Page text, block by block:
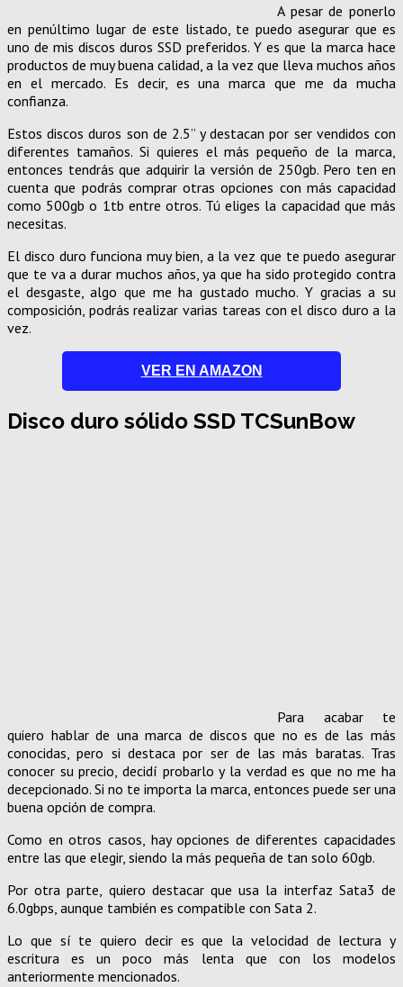
A pesar de ponerlo
en penúltimo lugar de este listado, te puedo asegurar que es
uno de mis discos duros SSD preferidos. Y es que la marca hace
productos de muy buena calidad, a la vez que lleva muchos años
en el mercado. Es decir, es una marca que me da mucha
confianza.
Estos discos duros son de 2.5” y destacan por ser vendidos con
diferentes tamaños. Si quieres el más pequeño de la marca,
entonces tendrás que adquirir la versión de 250gb. Pero ten en
cuenta que podrás comprar otras opciones con más capacidad
como 500gb o 1tb entre otros. Tú eliges la capacidad que más
necesitas.
El disco duro funciona muy bien, a la vez que te puedo asegurar
que te va a durar muchos años, ya que ha sido protegido contra
el desgaste, algo que me ha gustado mucho. Y gracias a su
composición, podrás realizar varias tareas con el disco duro a la
vez.
VER EN AMAZON
Disco duro sólido SSD TCSunBow
Para acabar te
quiero hablar de una marca de discos que no es de las más
conocidas, pero si destaca por ser de las más baratas. Tras
conocer su precio, decidí probarlo y la verdad es que no me ha
decepcionado. Si no te importa la marca, entonces puede ser una
buena opción de compra.
Como en otros casos, hay opciones de diferentes capacidades
entre las que elegir, siendo la más pequeña de tan solo 60gb.
Por otra parte, quiero destacar que usa la interfaz Sata3 de
6.0gbps, aunque también es compatible con Sata 2.
Lo que sí te quiero decir es que la velocidad de lectura y
escritura es un poco más lenta que con los modelos
anteriormente mencionados.